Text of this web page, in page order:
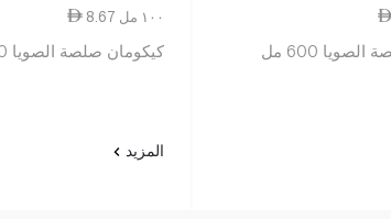
600 مل
8.67 ١٠٠ مل
كيكومان صلصة الصويا 150 مل
المزيد